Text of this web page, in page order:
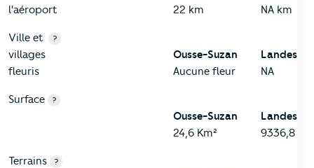
l'aéroport
22 km
NA km
Ville et
villages
fleuris
?
Ousse-Suzan
Aucune fleur
Landes
NA
Surface ?
Ousse-Suzan
24,6 Km²
Landes
9336,8
Terrains
?